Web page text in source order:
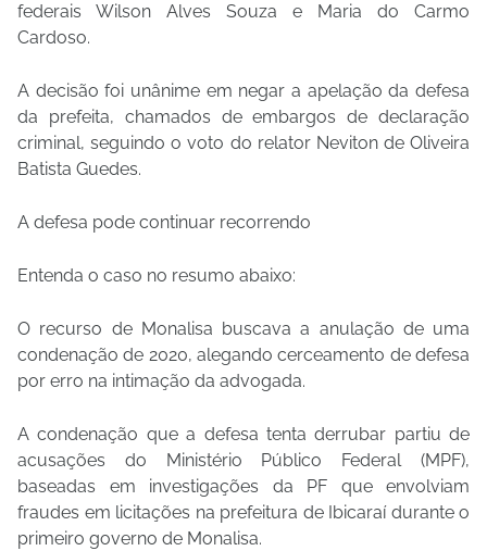
federais Wilson Alves Souza e Maria do Carmo
Cardoso.
A decisão foi unânime em negar a apelação da defesa
da prefeita, chamados de embargos de declaração
criminal, seguindo o voto do relator Neviton de Oliveira
Batista Guedes.
A defesa pode continuar recorrendo
Entenda o caso no resumo abaixo:
O recurso de Monalisa buscava a anulação de uma
condenação de 2020, alegando cerceamento de defesa
por erro na intimação da advogada.
A condenação que a defesa tenta derrubar partiu de
acusações do Ministério Público Federal (MPF),
baseadas em investigações da PF que envolviam
fraudes em licitações na prefeitura de Ibicaraí durante o
primeiro governo de Monalisa.